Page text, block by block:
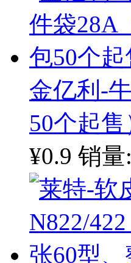
金亿利-
50个起售
¥0.9 销量